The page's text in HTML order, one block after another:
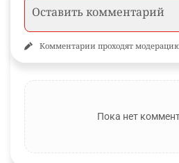
Комментарии проходят
Пока нет